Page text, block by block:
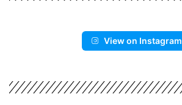
View on Instagram